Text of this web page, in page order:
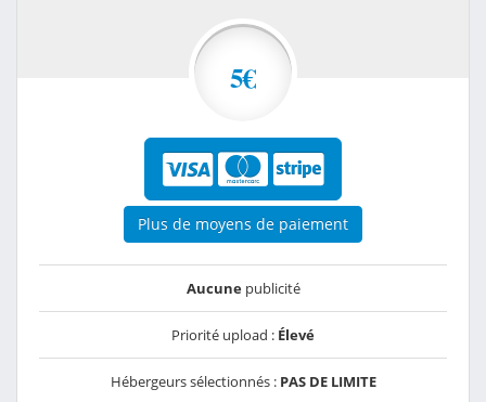
5€
Plus de moyens de paiement
Aucunepublicité
Priorité upload : Élevé
Hébergeurs sélectionnés : PAS DE LIMITE